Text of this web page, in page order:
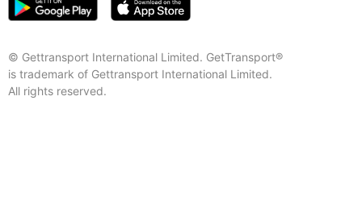
© Gettransport International Limited. GetTransport®
is trademark of Gettransport International Limited.
All rights reserved.